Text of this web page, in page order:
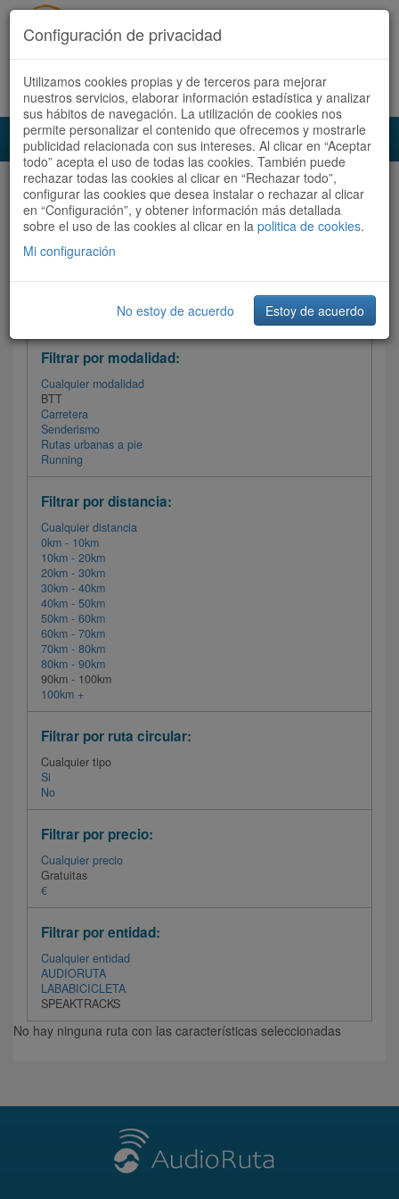
Acceder Registrate ahora Español | Català
Audioruta Todas las rutas
Todas las rutas Ordenar por:Más recientes
Filtrar las rutas
Filtrar por modalidad:
Cualquier modalidad
BTT
Carretera
Senderismo
Rutas urbanas a pie
Running
Filtrar por distancia:
Cualquier distancia
0km - 10km
10km - 20km
20km - 30km
30km - 40km
40km - 50km
50km - 60km
60km - 70km
70km - 80km
80km - 90km
90km - 100km
100km +
Filtrar por ruta circular:
Cualquier tipo
Si
No
Filtrar por precio:
Cualquier precio
Gratuitas
€
Filtrar por entidad:
Cualquier entidad
AUDIORUTA
LABABICICLETA
SPEAKTRACKS
No hay ninguna ruta con las características seleccionadas
Configuración de privacidad
Utilizamos cookies propias y de terceros para mejorar
nuestros servicios, elaborar información estadística y analizar
sus hábitos de navegación. La utilización de cookies nos
permite personalizar el contenido que ofrecemos y mostrarle
publicidad relacionada con sus intereses. Al clicar en “Aceptar
todo” acepta el uso de todas las cookies. También puede
rechazar todas las cookies al clicar en “Rechazar todo”,
configurar las cookies que desea instalar o rechazar al clicar
en “Configuración”, y obtener información más detallada
sobre el uso de las cookies al clicar en la politica de cookies.
Mi configuración
No estoy de acuerdo Estoy de acuerdo